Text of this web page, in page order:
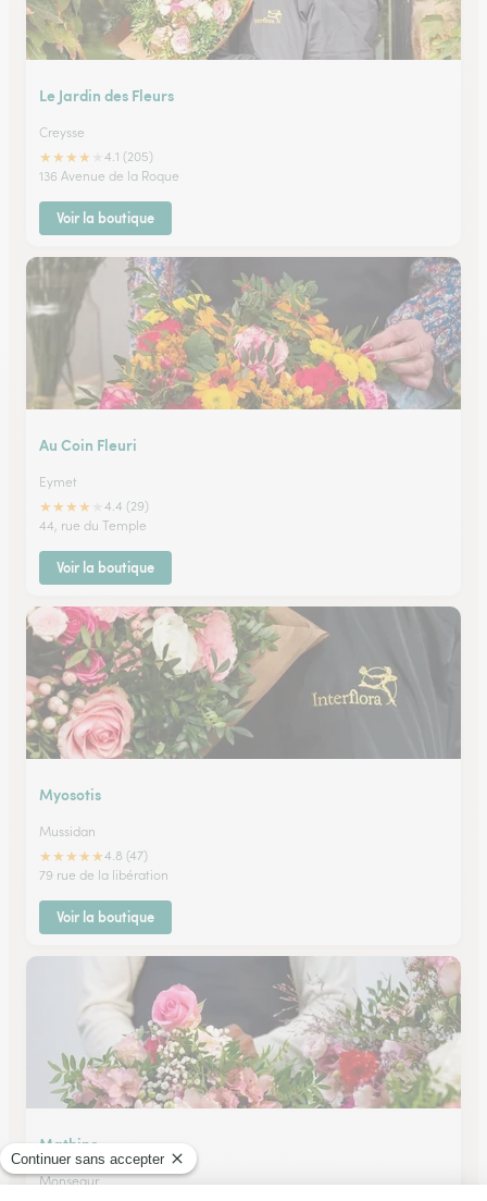
Le Jardin des Fleurs
Creysse
★★★★
4.1 (205)
136 Avenue de la Roque
Voir la boutique
Au Coin Fleuri
Eymet
★★★★
4.4 (29)
44, rue du Temple
Voir la boutique
Myosotis
Mussidan
★★★★★4.8 (47)
79 rue de la libération
Voir la boutique
Mathino
Monsegur